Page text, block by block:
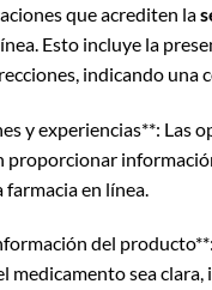
que acrediten la
Esto incluye la
indicando una
y experiencias**: Las
proporcionar
en línea.
del
medicamento sea clara,